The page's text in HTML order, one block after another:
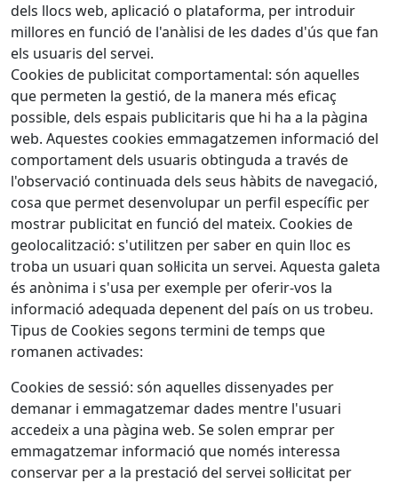
dels llocs web, aplicació o plataforma, per introduir
millores en funció de l'anàlisi de les dades d'ús que fan
els usuaris del servei.
Cookies de publicitat comportamental: són aquelles
que permeten la gestió, de la manera més eficaç
possible, dels espais publicitaris que hi ha a la pàgina
web. Aquestes cookies emmagatzemen informació del
comportament dels usuaris obtinguda a través de
l'observació continuada dels seus hàbits de navegació,
cosa que permet desenvolupar un perfil específic per
mostrar publicitat en funció del mateix. Cookies de
geolocalització: s'utilitzen per saber en quin lloc es
troba un usuari quan sol·licita un servei. Aquesta galeta
és anònima i s'usa per exemple per oferir-vos la
informació adequada depenent del país on us trobeu.
Tipus de Cookies segons termini de temps que
romanen activades:
Cookies de sessió: són aquelles dissenyades per
demanar i emmagatzemar dades mentre l'usuari
accedeix a una pàgina web. Se solen emprar per
emmagatzemar informació que només interessa
conservar per a la prestació del servei sol·licitat per